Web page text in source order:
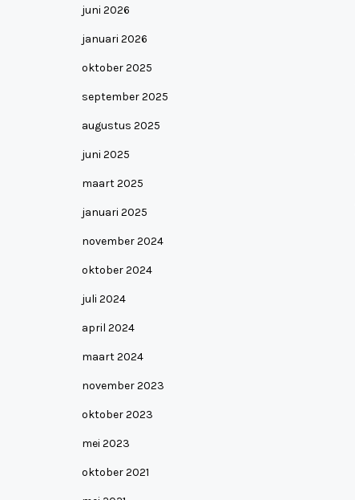
juni 2026
januari 2026
oktober 2025
september 2025
augustus 2025
juni 2025
maart 2025
januari 2025
november 2024
oktober 2024
juli 2024
april 2024
maart 2024
november 2023
oktober 2023
mei 2023
oktober 2021